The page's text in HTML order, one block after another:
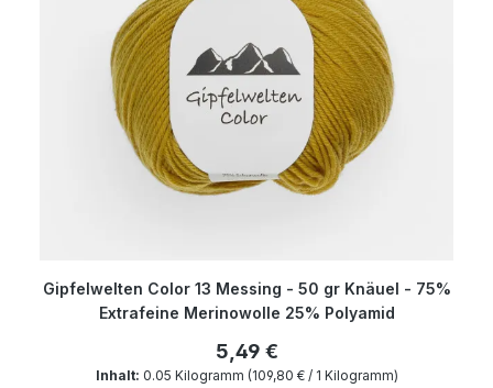
Gipfelwelten Color 13 Messing - 50 gr Knäuel - 75%
Extrafeine Merinowolle 25% Polyamid
5,49 €
Inhalt: 0.05 Kilogramm (109,80 € / 1 Kilogramm)